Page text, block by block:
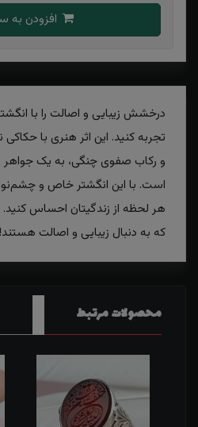
درخشش زیبایی و اصالت را با
تجربه کنید. این اثر هنری با
و رکاب صفوی چنگی، به یک
است. با این انگشتر خاص و
هر لحظه از زندگیتان احساس کنید.
که به دنبال زیبایی و اصالت هستند!
محصولات مرتبط